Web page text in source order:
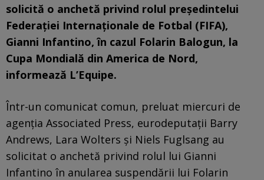
solicită o anchetă privind rolul președintelui
Federației Internaționale de Fotbal (FIFA),
Gianni Infantino, în cazul Folarin Balogun, la
Cupa Mondială din America de Nord,
informează L’Equipe.
Într-un comunicat comun, preluat miercuri de
agenția Associated Press, eurodeputații Barry
Andrews, Lara Wolters și Niels Fuglsang au
solicitat o anchetă privind rolul lui Gianni
Infantino în anularea suspendării lui Folarin